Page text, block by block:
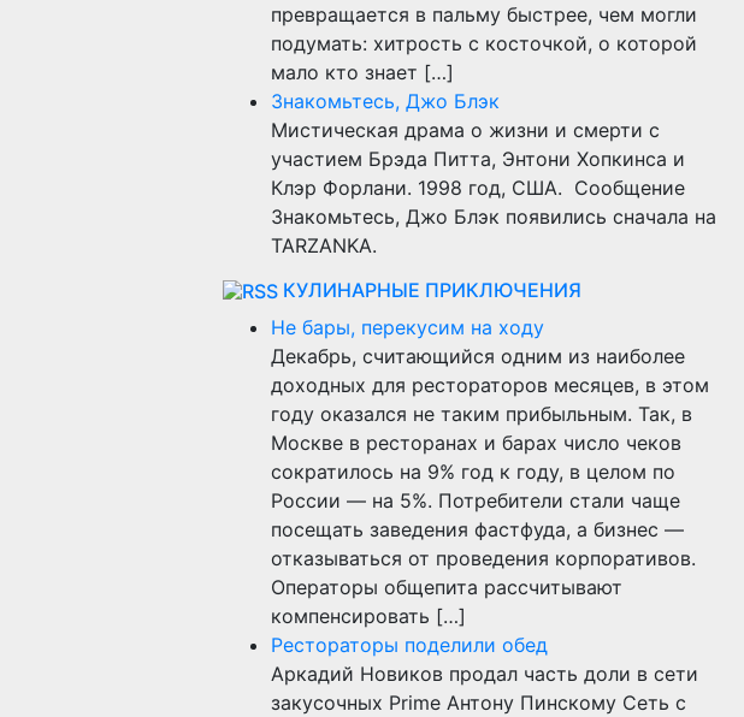
превращается в пальму быстрее, чем могли
подумать: хитрость с косточкой, о которой
мало кто знает […]
Знакомьтесь, Джо Блэк
Мистическая драма о жизни и смерти с
участием Брэда Питта, Энтони Хопкинса и
Клэр Форлани. 1998 год, США. Сообщение
Знакомьтесь, Джо Блэк появились сначала на
TARZANKA.
КУЛИНАРНЫЕ ПРИКЛЮЧЕНИЯ
Не бары, перекусим на ходу
Декабрь, считающийся одним из наиболее
доходных для рестораторов месяцев, в этом
году оказался не таким прибыльным. Так, в
Москве в ресторанах и барах число чеков
сократилось на 9% год к году, в целом по
России — на 5%. Потребители стали чаще
посещать заведения фастфуда, а бизнес —
отказываться от проведения корпоративов.
Операторы общепита рассчитывают
компенсировать […]
Рестораторы поделили обед
Аркадий Новиков продал часть доли в сети
закусочных Prime Антону Пинскому Сеть с